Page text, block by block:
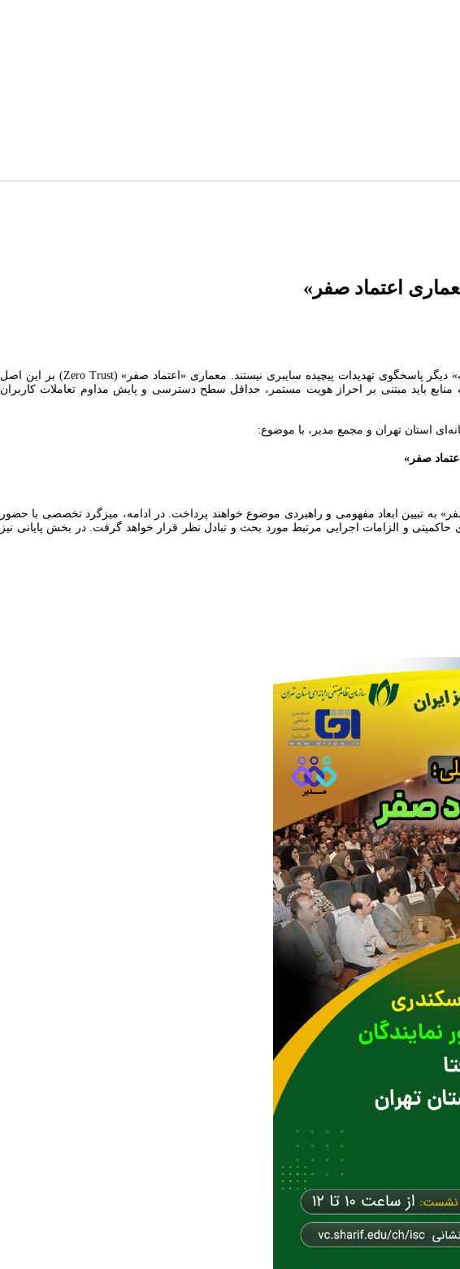
اعتماد صفر»
با گسترش زیرساخت‌های توزیع‌شده، سرویس‌های ابری، دفاتر برخط و الگوهای نوین کاری، مدل‌های سنتی امنیت مبتنی بر «مرز شبکه» دیگر پاسخگوی تهدیدات پیچیده سایبری نیستند. معماری «اعتماد صفر» (Zero Trust) بر این اصل
باید مبتنی بر احراز هویت مستمر، حداقل سطح دسترسی و پایش مداوم تعاملات کاربران
استان تهران و مجمع مدبر، با موضوع:
صفر»
به تبیین ابعاد مفهومی و راهبردی موضوع خواهند پرداخت. در ادامه، میزگرد تخصصی با حضور
و الزامات اجرایی مرتبط مورد بحث و تبادل نظر قرار خواهد گرفت. در بخش پایانی نیز